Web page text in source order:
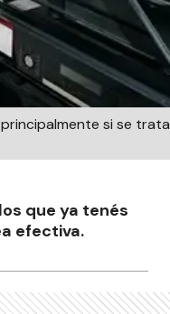
si se trata
que ya tenés
efectiva.